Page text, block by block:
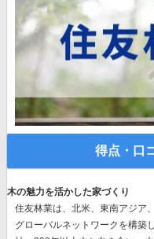
得点・口
木の魅力を活かした家づくり
住友林業は、北米、東南アジア
グローバルネットワークを構築